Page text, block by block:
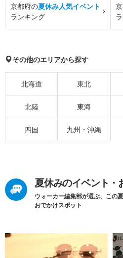
京都府の夏休み人気イベント
ランキング
その他のエリアから探す
北海道 東北
北陸 東海
四国 九州・沖縄
夏休みのイベント・
ウォーカー編集部が選ぶ、この
おでかけスポット